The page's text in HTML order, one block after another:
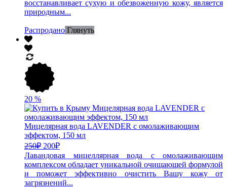
восстанавливает сухую и обезвоженную кожу, является
природным...
Распродано Глянуть
20 %
Мицелярная вода LAVENDER с омолаживающим
эффектом, 150 мл
250₽ 200₽
Лавандовая мицеллярная вода с омолаживающим
комплексом обладает уникальной очищающей формулой
и поможет эффективно очистить Вашу кожу от
загрязнений...